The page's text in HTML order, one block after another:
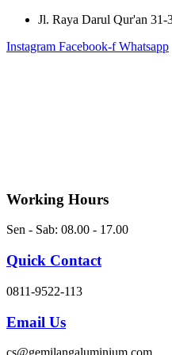
Skip
content
Jl. Raya Darul Qur'an 31-
Instagram Facebook-f Whatsapp
Working Hours
Sen - Sab: 08.00 - 17.00
Quick Contact
0811-9522-113
Email Us